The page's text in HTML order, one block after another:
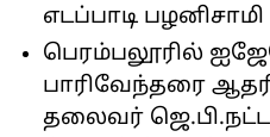
எடப்பாடி
பெரம்பலூரில்
பாரிவேந்தரை
தலைவர்